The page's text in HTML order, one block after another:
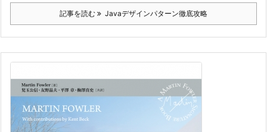
記事を読む Javaデザインパターン徹底攻略